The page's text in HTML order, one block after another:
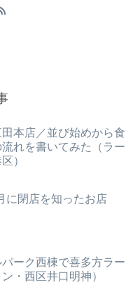
本店／並び始めから食
れを書いてみた（ラー
）
に閉店を知ったお店
ーク西棟で喜多方ラー
・西区井口明神）